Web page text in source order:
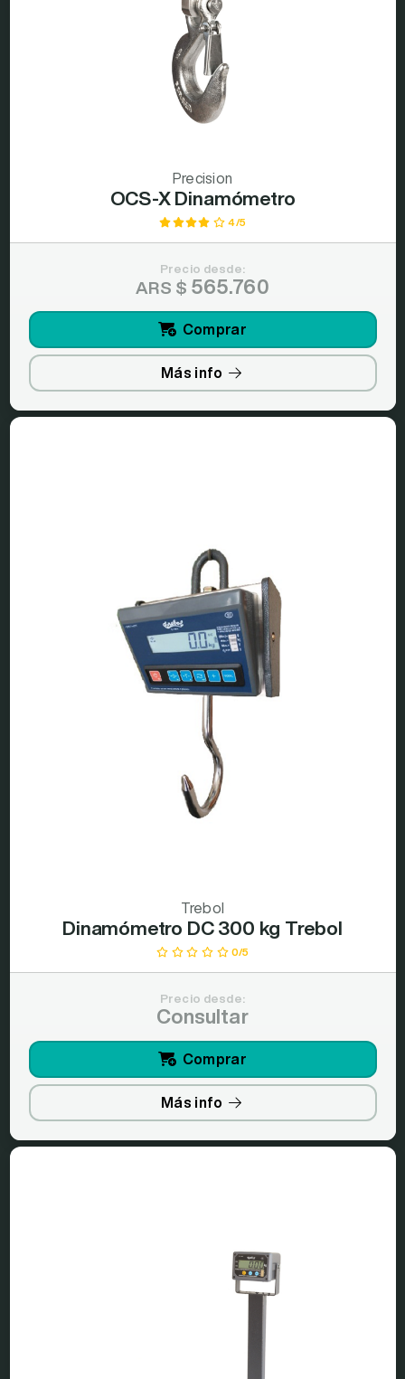
Precision
OCS-X Dinamómetro
4/5
Precio desde:
ARS $ 565.760
Comprar
Más info
Trebol
Dinamómetro DC 300 kg Trebol
0/5
Precio desde:
Consultar
Comprar
Más info